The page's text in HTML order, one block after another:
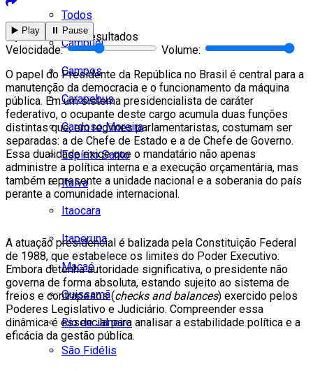
Todos
Cambuci
Campos
Carapebus
Cardoso Moreira
Espírito Santo
Italva
Itaocara
Itaperuna
Macaé
Quissamã
Rio de Janeiro
São Fidélis
Ver todos os resultados
▶️ Play ⏸️ Pause
Velocidade:
Volume:
O papel do Presidente da República no Brasil é central para a
manutenção da democracia e o funcionamento da máquina
pública. Em um sistema presidencialista de caráter
federativo, o ocupante deste cargo acumula duas funções
distintas que, em regimes parlamentaristas, costumam ser
separadas: a de Chefe de Estado e a de Chefe de Governo.
Essa dualidade exige que o mandatário não apenas
administre a política interna e a execução orçamentária, mas
também represente a unidade nacional e a soberania do país
perante a comunidade internacional.
A atuação presidencial é balizada pela Constituição Federal
de 1988, que estabelece os limites do Poder Executivo.
Embora detenha autoridade significativa, o presidente não
governa de forma absoluta, estando sujeito ao sistema de
freios e contrapesos (checks and balances) exercido pelos
Poderes Legislativo e Judiciário. Compreender essa
dinâmica é essencial para analisar a estabilidade política e a
eficácia da gestão pública.